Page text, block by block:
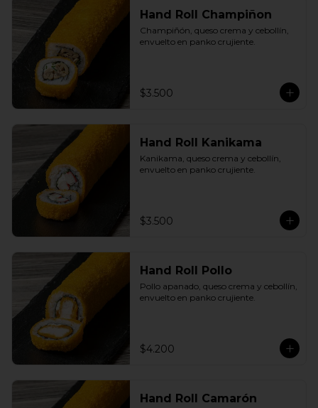
Hand Roll Champiñon
Champiñón, queso crema y cebollín,
envuelto en panko crujiente.
$3.500
Hand Roll Kanikama
Kanikama, queso crema y cebollín,
envuelto en panko crujiente.
$3.500
Hand Roll Pollo
Pollo apanado, queso crema y cebollín,
envuelto en panko crujiente.
$4.200
Hand Roll Camarón